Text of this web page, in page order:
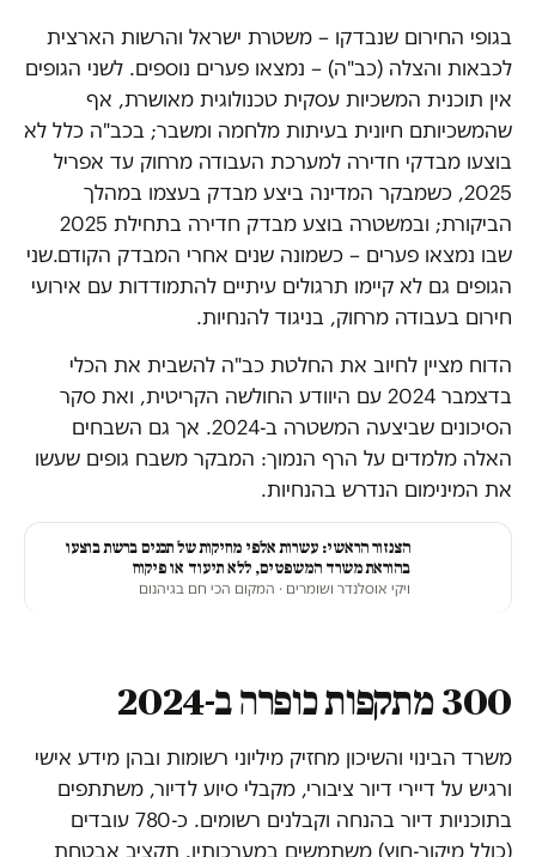
בגופי החירום שנבדקו – משטרת ישראל והרשות הארצית
לכבאות והצלה (כב"ה) – נמצאו פערים נוספים. לשני הגופים
אין תוכנית המשכיות עסקית טכנולוגית מאושרת, אף
שהמשכיותם חיונית בעיתות מלחמה ומשבר; בכב"ה כלל לא
בוצעו מבדקי חדירה למערכת העבודה מרחוק עד אפריל
2025, כשמבקר המדינה ביצע מבדק בעצמו במהלך
הביקורת; ובמשטרה בוצע מבדק חדירה בתחילת 2025
שבו נמצאו פערים – כשמונה שנים אחרי המבדק הקודם.שני
הגופים גם לא קיימו תרגולים עיתיים להתמודדות עם אירועי
חירום בעבודה מרחוק, בניגוד להנחיות.
הדוח מציין לחיוב את החלטת כב"ה להשבית את הכלי
בדצמבר 2024 עם היוודע החולשה הקריטית, ואת סקר
הסיכונים שביצעה המשטרה ב-2024. אך גם השבחים
האלה מלמדים על הרף הנמוך: המבקר משבח גופים שעשו
את המינימום הנדרש בהנחיות.
הצנזור הראשי: עשרות אלפי מחיקות של תכנים ברשת בוצעו
בהוראת משרד המשפטים, ללא תיעוד או פיקוח
ויקי אוסלנדר ושומרים · המקום הכי חם בגיהנום
300 מתקפות כופרה ב-2024
משרד הבינוי והשיכון מחזיק מיליוני רשומות ובהן מידע אישי
ורגיש על דיירי דיור ציבורי, מקבלי סיוע לדיור, משתתפים
בתוכניות דיור בהנחה וקבלנים רשומים. כ-780 עובדים
(כולל מיקור-חוץ) משתמשים במערכותיו. תקציב אבטחת